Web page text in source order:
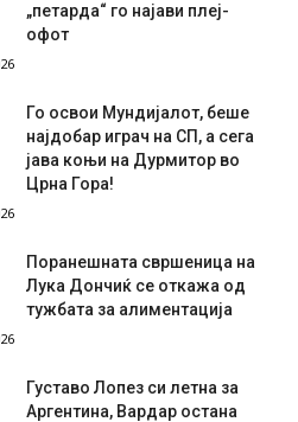
„петарда“ го најави плеј-
офот
Го освои Мундијалот, беше
најдобар играч на СП, а сега
јава коњи на Дурмитор во
Црна Гора!
Поранешната свршеница на
Лука Дончиќ се откажа од
тужбата за алиментација
Густаво Лопез си летна за
Аргентина, Вардар остана